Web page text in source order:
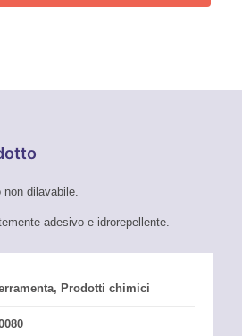
16,04 €
non dilavabile.
adesivo e idrorepellente.
, Prodotti chimici